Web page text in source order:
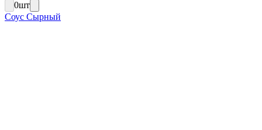
0шт
Соус Сырный